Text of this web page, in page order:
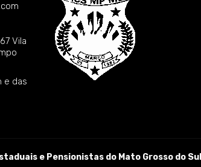
Vila
e das
e Pensionistas do Mato Grosso do